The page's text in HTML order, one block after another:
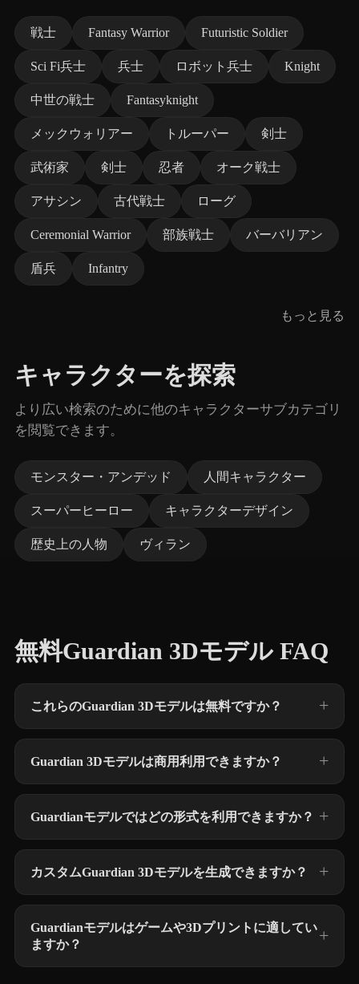
戦士 Fantasy Warrior Futuristic Soldier
Sci Fi兵士 兵士 ロボット兵士 Knight
中世の戦士 Fantasyknight
メックウォリアー トルーパー 剣士
武術家 剣士 忍者 オーク戦士
アサシン 古代戦士 ローグ
Ceremonial Warrior 部族戦士 バーバリアン
盾兵 Infantry
もっと見る
キャラクターを探索
より広い検索のために他のキャラクターサブカテゴリ
を閲覧できます。
モンスター・アンデッド 人間キャラクター
スーパーヒーロー キャラクターデザイン
歴史上の人物 ヴィラン
無料Guardian 3Dモデル FAQ
これらのGuardian 3Dモデルは無料ですか？
Guardian 3Dモデルは商用利用できますか？
Guardianモデルではどの形式を利用できますか？
カスタムGuardian 3Dモデルを生成できますか？
Guardianモデルはゲームや3Dプリントに適してい
ますか？